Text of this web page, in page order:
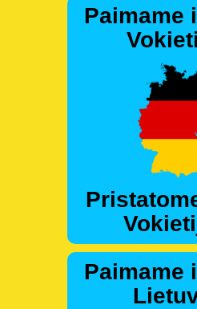
Paimame
Paimame